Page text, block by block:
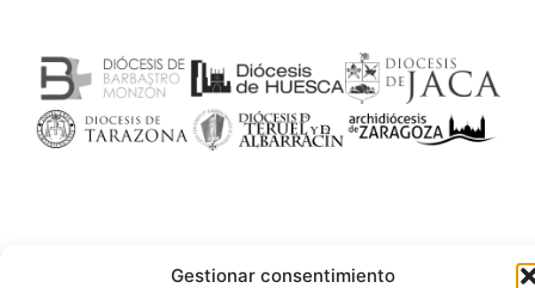
Gestionar consentimiento